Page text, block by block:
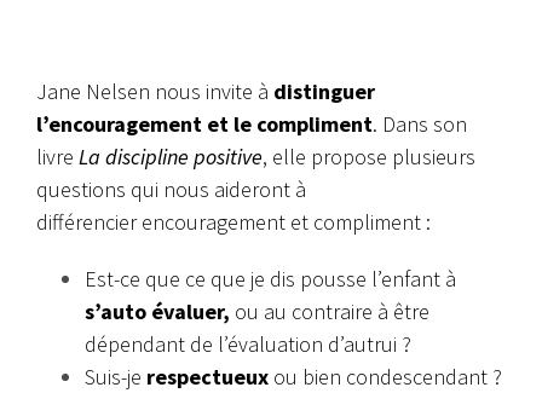
Jane Nelsen nous invite à distinguer
l’encouragement et le compliment. Dans son
livre La discipline positive, elle propose plusieurs
questions qui nous aideront à
différencier encouragement et compliment :
Est-ce que ce que je dis pousse l’enfant à
s’auto évaluer, ou au contraire à être
dépendant de l’évaluation d’autrui ?
Suis-je respectueux ou bien condescendant ?